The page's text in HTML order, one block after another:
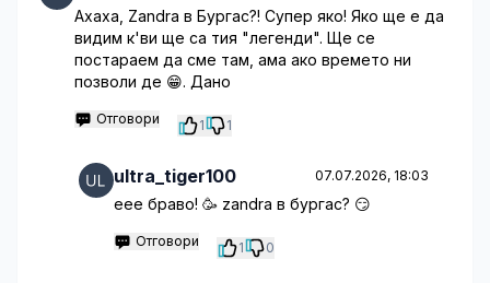
Ахаха, Zandra в Бургас?! Супер яко! Яко ще е да
видим к'ви ще са тия "легенди". Ще се
постараем да сме там, ама ако времето ни
позволи де 😁. Дано
Отговори 1 1
ultra_tiger100 07.07.2026, 18:03
еее браво! 🥳 zandra в бургас? 😏
Отговори 1 0